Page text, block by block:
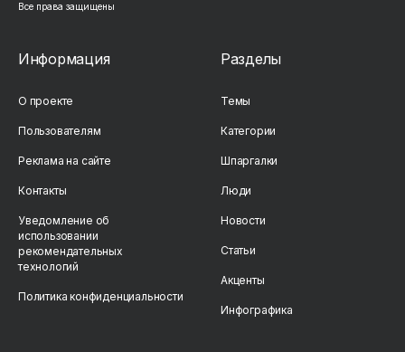
Все права защищены
Информация
О проекте
Пользователям
Реклама на сайте
Контакты
Уведомление об
использовании
рекомендательных
технологий
Политика конфиденциальности
Разделы
Темы
Категории
Шпаргалки
Люди
Новости
Статьи
Акценты
Инфографика